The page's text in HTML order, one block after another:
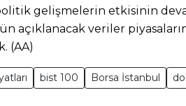
gelişmelerin etkisinin
açıklanacak veriler
(AA)
bist 100 Borsa İstanbul